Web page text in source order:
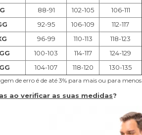
G 88-91 102-105
106-111
92-95 106-109
112-117
96-99 110-113
118-123
100-103 114-117
124-129
104-107 118-120 130-135
de erro é de até 3% para mais ou para menos
ao verificar as suas medidas?